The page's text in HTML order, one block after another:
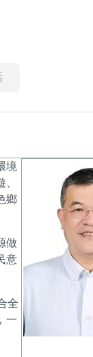
境
鄉
做
意
全
一